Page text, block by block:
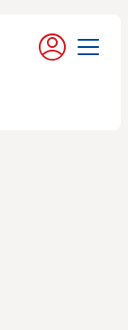
Moje konto
Menu